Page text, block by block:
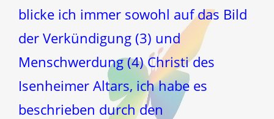
blicke ich immer sowohl auf das Bild
der Verkündigung (3) und
Menschwerdung (4) Christi des
Isenheimer Altars, ich habe es
beschrieben durch den